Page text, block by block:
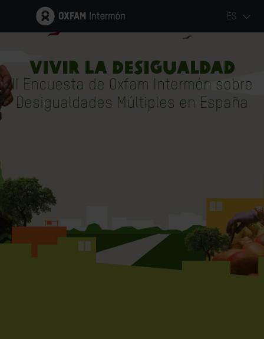
ES
VIVIR LA DESIGUALDAD
II Encuesta de Oxfam Intermón sobre
Desigualdades Múltiples en España